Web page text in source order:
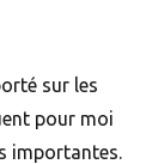
sur les
pour moi
importantes.